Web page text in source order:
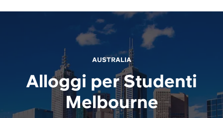
English (US)
Chinese
Català Deutsch
AUSTRALIA
Alloggi per Studenti
Melbourne